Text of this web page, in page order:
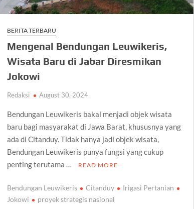
BERITA TERBARU
Mengenal Bendungan Leuwikeris,
Wisata Baru di Jabar Diresmikan
Jokowi
Redaksi August 30, 2024
Bendungan Leuwikeris bakal menjadi objek wisata
baru bagi masyarakat di Jawa Barat, khususnya yang
ada di Citanduy. Tidak hanya jadi objek wisata,
Bendungan Leuwikeris punya fungsi yang cukup
penting terutama …
READ MORE
Bendungan Leuwikeris Citanduy
Irigasi Pertanian
Jokowi
proyek strategis nasional